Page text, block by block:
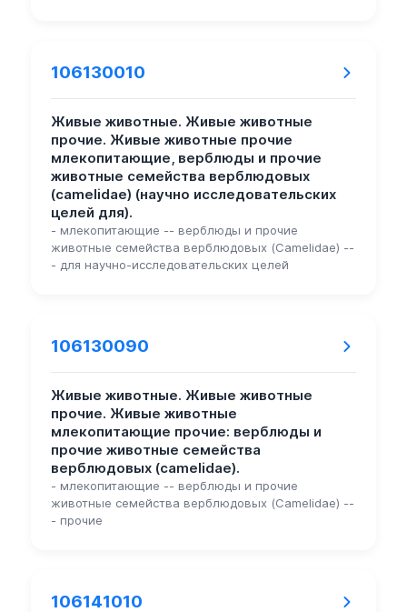
106130010
Живые животные. Живые животные
прочие. Живые животные прочие
млекопитающие, верблюды и прочие
животные семейства верблюдовых
(camelidae) (научно исследовательских
целей для).
- млекопитающие -- верблюды и прочие
животные семейства верблюдовых (Camelidae) --
- для научно-исследовательских целей
106130090
Живые животные. Живые животные
прочие. Живые животные
млекопитающие прочие: верблюды и
прочие животные семейства
верблюдовых (camelidae).
- млекопитающие -- верблюды и прочие
животные семейства верблюдовых (Camelidae) --
- прочие
106141010